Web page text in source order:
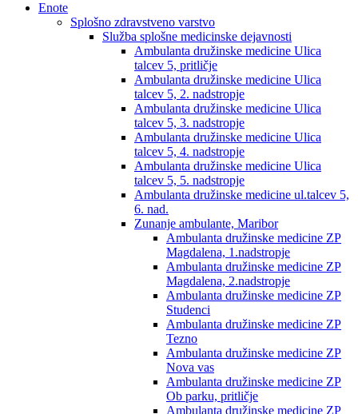
Enote
Splošno zdravstveno varstvo
Služba splošne medicinske dejavnosti
Ambulanta družinske medicine Ulica
talcev 5, pritličje
Ambulanta družinske medicine Ulica
talcev 5, 2. nadstropje
Ambulanta družinske medicine Ulica
talcev 5, 3. nadstropje
Ambulanta družinske medicine Ulica
talcev 5, 4. nadstropje
Ambulanta družinske medicine Ulica
talcev 5, 5. nadstropje
Ambulanta družinske medicine ul.talcev 5,
6. nad.
Zunanje ambulante, Maribor
Ambulanta družinske medicine ZP
Magdalena, 1.nadstropje
Ambulanta družinske medicine ZP
Magdalena, 2.nadstropje
Ambulanta družinske medicine ZP
Studenci
Ambulanta družinske medicine ZP
Tezno
Ambulanta družinske medicine ZP
Nova vas
Ambulanta družinske medicine ZP
Ob parku, pritličje
Ambulanta družinske medicine ZP